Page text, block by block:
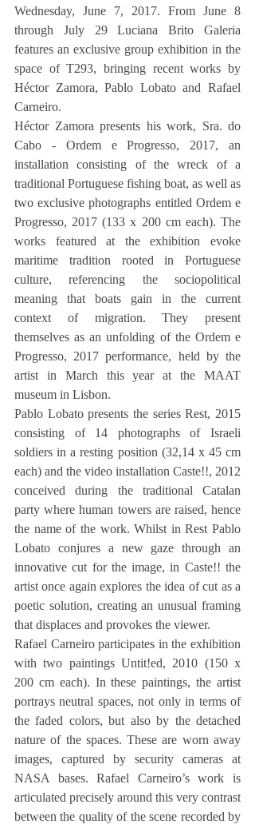
Wednesday, June 7, 2017. From June 8
through July 29 Luciana Brito Galeria
features an exclusive group exhibition in the
space of T293, bringing recent works by
Héctor Zamora, Pablo Lobato and Rafael
Carneiro.
Héctor Zamora presents his work, Sra. do
Cabo - Ordem e Progresso, 2017, an
installation consisting of the wreck of a
traditional Portuguese fishing boat, as well as
two exclusive photographs entitled Ordem e
Progresso, 2017 (133 x 200 cm each). The
works featured at the exhibition evoke
maritime tradition rooted in Portuguese
culture, referencing the sociopolitical
meaning that boats gain in the current
context of migration. They present
themselves as an unfolding of the Ordem e
Progresso, 2017 performance, held by the
artist in March this year at the MAAT
museum in Lisbon.
Pablo Lobato presents the series Rest, 2015
consisting of 14 photographs of Israeli
soldiers in a resting position (32,14 x 45 cm
each) and the video installation Caste!!, 2012
conceived during the traditional Catalan
party where human towers are raised, hence
the name of the work. Whilst in Rest Pablo
Lobato conjures a new gaze through an
innovative cut for the image, in Caste!! the
artist once again explores the idea of cut as a
poetic solution, creating an unusual framing
that displaces and provokes the viewer.
Rafael Carneiro participates in the exhibition
with two paintings Untit!ed, 2010 (150 x
200 cm each). In these paintings, the artist
portrays neutral spaces, not only in terms of
the faded colors, but also by the detached
nature of the spaces. These are worn away
images, captured by security cameras at
NASA bases. Rafael Carneiro’s work is
articulated precisely around this very contrast
between the quality of the scene recorded by